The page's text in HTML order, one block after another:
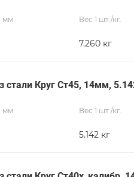
мм Вес 1 шт./кг.
7.260 кг
стали Круг Ст45, 14мм,
мм Вес 1 шт./кг.
5.142 кг